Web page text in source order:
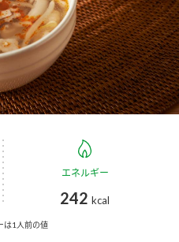
ぽん酢
鍋用調味料
中華
ップ
エネルギー
242 kcal
は1人前の値